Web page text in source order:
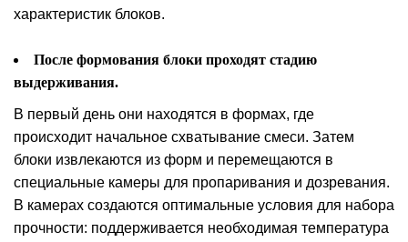
характеристик блоков.
После формования блоки проходят стадию
выдерживания.
В первый день они находятся в формах, где
происходит начальное схватывание смеси. Затем
блоки извлекаются из форм и перемещаются в
специальные камеры для пропаривания и дозревания.
В камерах создаются оптимальные условия для набора
прочности: поддерживается необходимая температура